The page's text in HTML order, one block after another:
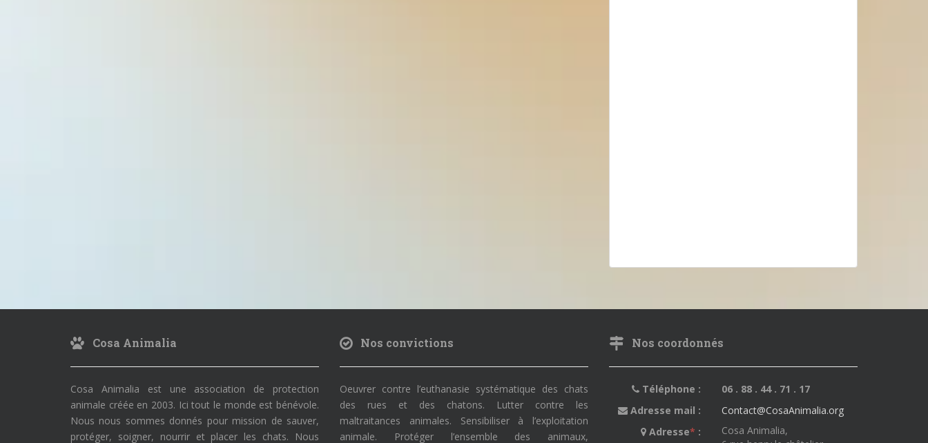
Cosa Animalia
Cosa Animalia est une association de protection
animale créée en 2003. Ici tout le monde est bénévole.
Nous nous sommes donnés pour mission de sauver,
protéger, soigner, nourrir et placer les chats. Nous
Nos convictions
Oeuvrer contre l’euthanasie systématique des chats
des rues et des chatons. Lutter contre les
maltraitances animales. Sensibiliser à l’exploitation
animale. Protéger l’ensemble des animaux,
Nos coordonnés
Téléphone :
06 . 88 . 44 . 71 . 17
Adresse mail :
Contact@CosaAnimalia.org
Adresse* :
Cosa Animalia,